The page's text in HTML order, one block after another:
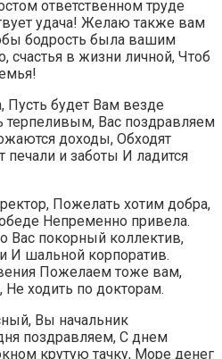
ответственном труде
удача! Желаю также вам
бодрость была вашим
счастья в жизни личной, Чтоб
Пусть будет Вам везде
терпеливым, Вас поздравляем
доходы, Обходят
печали и заботы И ладится
Пожелать хотим добра,
Непременно привела.
Вас покорный коллектив,
И шальной корпоратив.
Пожелаем тоже вам,
Не ходить по докторам.
Вы начальник
поздравляем, С днем
крутую тачку, Море денег